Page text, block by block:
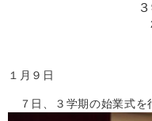
１月９日
７日、３学期の始業式を